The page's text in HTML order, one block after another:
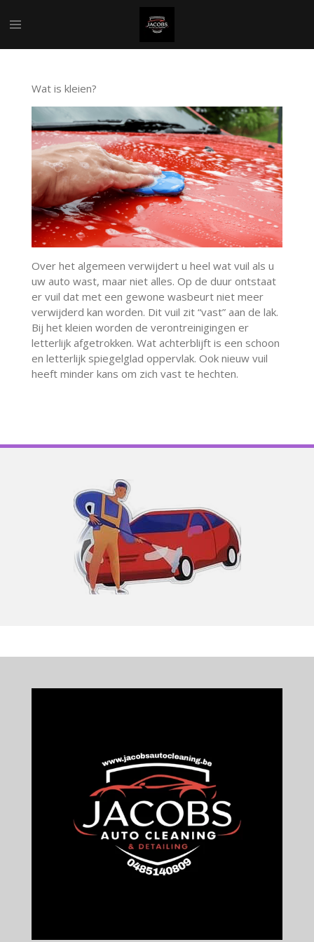
direct
Wat is kleien?
Over het algemeen verwijdert u heel wat vuil als u
uw auto wast, maar niet alles. Op de duur ontstaat
er vuil dat met een gewone wasbeurt niet meer
verwijderd kan worden. Dit vuil zit “vast” aan de lak.
Bij het kleien worden de verontreinigingen er
letterlijk afgetrokken. Wat achterblijft is een schoon
en letterlijk spiegelglad oppervlak. Ook nieuw vuil
heeft minder kans om zich vast te hechten.